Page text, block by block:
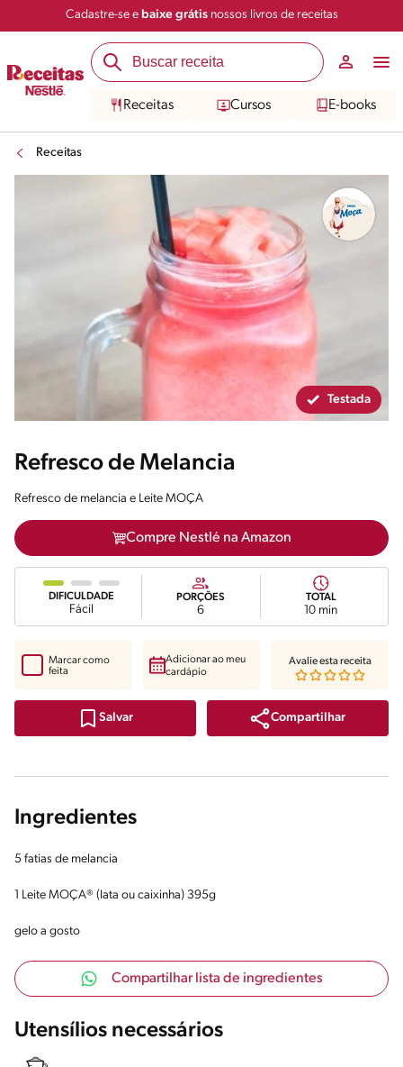
Cadastre-se e baixe grátisnossos livros de receitas
Receitas Cursos E-books
Receitas
Salvar Compartilhar
Testada
Refresco de Melancia
Refresco de melancia e Leite MOÇA
Compre Nestlé na Amazon
DIFICULDADE
Fácil
PORÇÕES
6
TOTAL
10 min
Salvar Compartilhar
Marcar como
feita
Adicionar ao meu
cardápio
Avalie esta receita
Ingredientes
5 fatias de melancia
1 Leite MOÇA® (lata ou caixinha) 395g
gelo a gosto
Compartilhar lista de ingredientes
Utensílios necessários